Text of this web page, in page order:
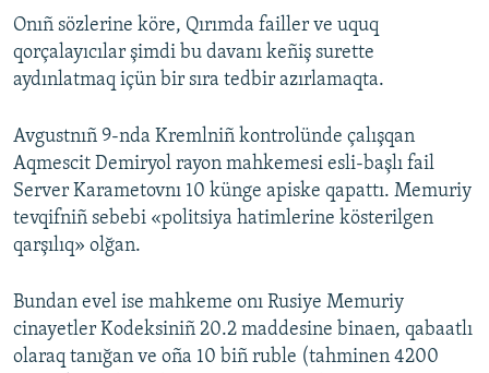
Onıñ sözlerine köre, Qırımda failler ve uquq
qorçalayıcılar şimdi bu davanı keñiş surette
aydınlatmaq içün bir sıra tedbir azırlamaqta.
Avgustnıñ 9-nda Kremlniñ kontrolünde çalışqan
Aqmescit Demiryol rayon mahkemesi esli-başlı fail
Server Karametovnı 10 künge apiske qapattı. Memuriy
tevqifniñ sebebi «politsiya hatimlerine kösterilgen
qarşılıq» olğan.
Bundan evel ise mahkeme onı Rusiye Memuriy
cinayetler Kodeksiniñ 20.2 maddesine binaen, qabaatlı
olaraq tanığan ve oña 10 biñ ruble (tahminen 4200